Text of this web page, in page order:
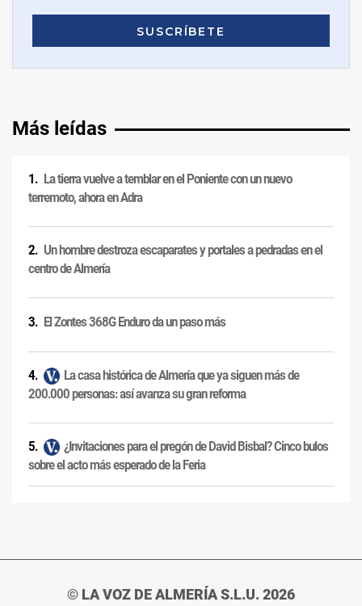
Más leídas
La tierra vuelve a temblar en el Poniente con un nuevo
terremoto, ahora en Adra
Un hombre destroza escaparates y portales a pedradas en el
centro de Almería
El Zontes 368G Enduro da un paso más
La casa histórica de Almería que ya siguen más de
200.000 personas: así avanza su gran reforma
¿Invitaciones para el pregón de David Bisbal? Cinco bulos
sobre el acto más esperado de la Feria
© LA VOZ DE ALMERÍA S.L.U. 2026